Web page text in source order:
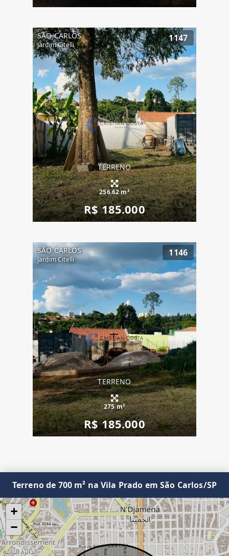
SÃO CARLOS
Jardim Citelli
1147
TERRENO
256.62 m²
R$ 185.000
SÃO CARLOS
Jardim Citelli
1146
TERRENO
275 m²
R$ 185.000
Terreno de 700 m² na Vila Prado em São Carlos/SP
+
−